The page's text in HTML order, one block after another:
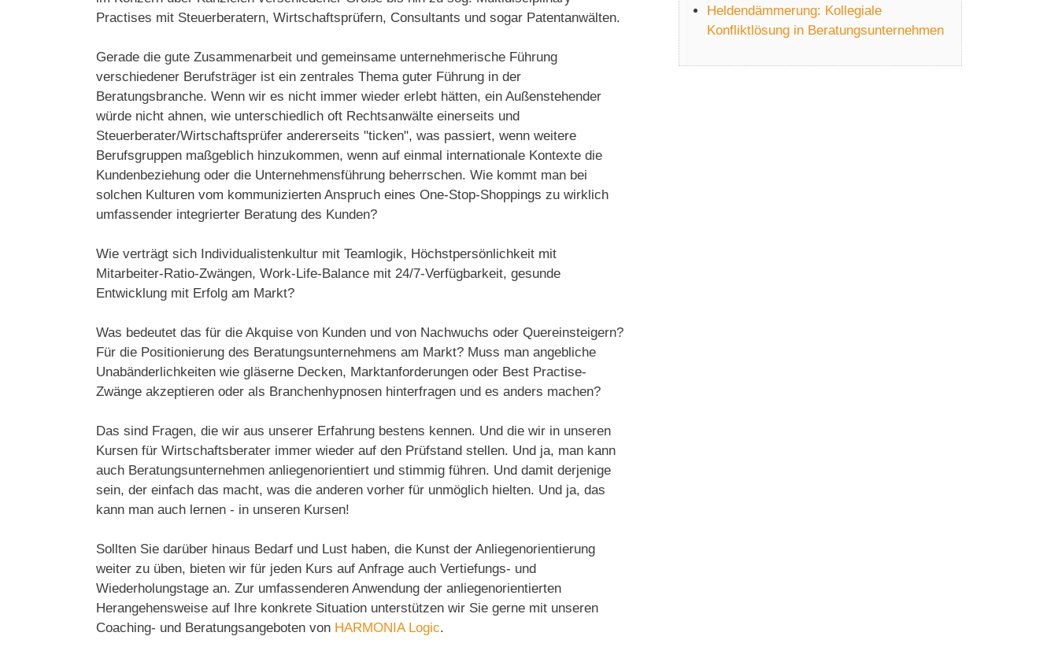
Practises mit Steuerberatern, Wirtschaftsprüfern, Consultants und sogar Patentanwälten.
Gerade die gute Zusammenarbeit und gemeinsame unternehmerische Führung
verschiedener Berufsträger ist ein zentrales Thema guter Führung in der
Beratungsbranche. Wenn wir es nicht immer wieder erlebt hätten, ein Außenstehender
würde nicht ahnen, wie unterschiedlich oft Rechtsanwälte einerseits und
Steuerberater/Wirtschaftsprüfer andererseits "ticken", was passiert, wenn weitere
Berufsgruppen maßgeblich hinzukommen, wenn auf einmal internationale Kontexte die
Kundenbeziehung oder die Unternehmensführung beherrschen. Wie kommt man bei
solchen Kulturen vom kommunizierten Anspruch eines One-Stop-Shoppings zu wirklich
umfassender integrierter Beratung des Kunden?
Wie verträgt sich Individualistenkultur mit Teamlogik, Höchstpersönlichkeit mit
Mitarbeiter-Ratio-Zwängen, Work-Life-Balance mit 24/7-Verfügbarkeit, gesunde
Entwicklung mit Erfolg am Markt?
Was bedeutet das für die Akquise von Kunden und von Nachwuchs oder Quereinsteigern?
Für die Positionierung des Beratungsunternehmens am Markt? Muss man angebliche
Unabänderlichkeiten wie gläserne Decken, Marktanforderungen oder Best Practise-
Zwänge akzeptieren oder als Branchenhypnosen hinterfragen und es anders machen?
Das sind Fragen, die wir aus unserer Erfahrung bestens kennen. Und die wir in unseren
Kursen für Wirtschaftsberater immer wieder auf den Prüfstand stellen. Und ja, man kann
auch Beratungsunternehmen anliegenorientiert und stimmig führen. Und damit derjenige
sein, der einfach das macht, was die anderen vorher für unmöglich hielten. Und ja, das
kann man auch lernen - in unseren Kursen!
Sollten Sie darüber hinaus Bedarf und Lust haben, die Kunst der Anliegenorientierung
weiter zu üben, bieten wir für jeden Kurs auf Anfrage auch Vertiefungs- und
Wiederholungstage an. Zur umfassenderen Anwendung der anliegenorientierten
Herangehensweise auf Ihre konkrete Situation unterstützen wir Sie gerne mit unseren
Coaching- und Beratungsangeboten von HARMONIA Logic.
Heldendämmerung: Kollegiale
Konfliktlösung in Beratungsunternehmen